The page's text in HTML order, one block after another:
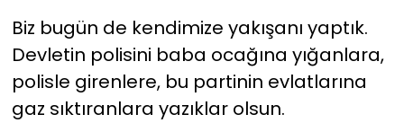
Biz bugün de kendimize yakışanı yaptık.
Devletin polisini baba ocağına yığanlara,
polisle girenlere, bu partinin evlatlarına
gaz sıktıranlara yazıklar olsun.